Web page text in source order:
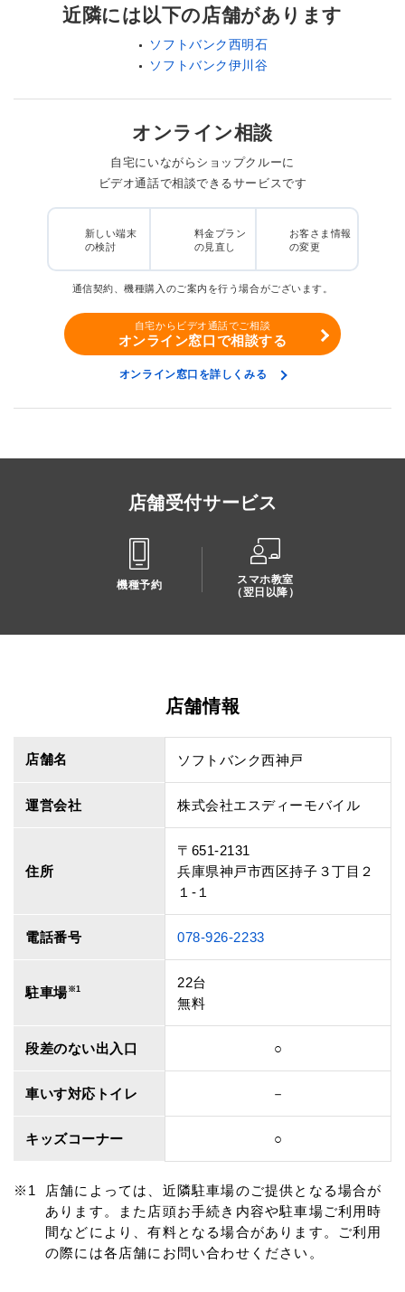
近隣には以下の店舗があります
ソフトバンク西明石
ソフトバンク伊川谷
オンライン相談
自宅にいながらショップクルーに
ビデオ通話で相談できるサービスです
新しい端末
の検討
料金プラン
の見直し
お客さま情報
の変更
通信契約、機種購入のご案内を行う場合がございます。
自宅からビデオ通話でご相談
オンライン窓口で相談する
オンライン窓口を詳しくみる
店舗受付サービス
機種予約
スマホ教室
（翌日以降）
店舗情報
店舗名 ソフトバンク西神戸
運営会社 株式会社エスディーモバイル
住所
〒651-2131
兵庫県神戸市西区持子３丁目２
１‐１
電話番号 078-926-2233
駐車場※1
22台
無料
段差のない出入口 ○
車いす対応トイレ －
キッズコーナー ○
店舗によっては、近隣駐車場のご提供となる場合が
あります。また店頭お手続き内容や駐車場ご利用時
間などにより、有料となる場合があります。ご利用
の際には各店舗にお問い合わせください。